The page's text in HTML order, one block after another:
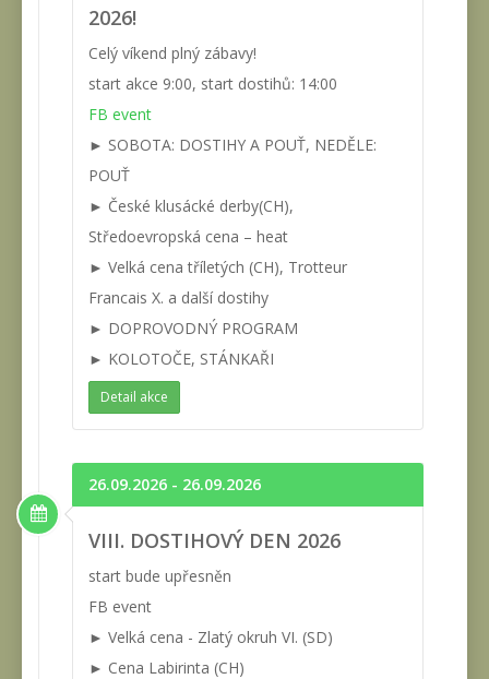
2026!
Celý víkend plný zábavy!
start akce 9:00, start dostihů: 14:00
FB event
► SOBOTA: DOSTIHY A POUŤ, NEDĚLE:
POUŤ
► České klusácké derby(CH),
Středoevropská cena – heat
► Velká cena tříletých (CH), Trotteur
Francais X. a další dostihy
► DOPROVODNÝ PROGRAM
► KOLOTOČE, STÁNKAŘI
Detail akce
26.09.2026 - 26.09.2026
VIII. DOSTIHOVÝ DEN 2026
start bude upřesněn
FB event
► Velká cena - Zlatý okruh VI. (SD)
► Cena Labirinta (CH)